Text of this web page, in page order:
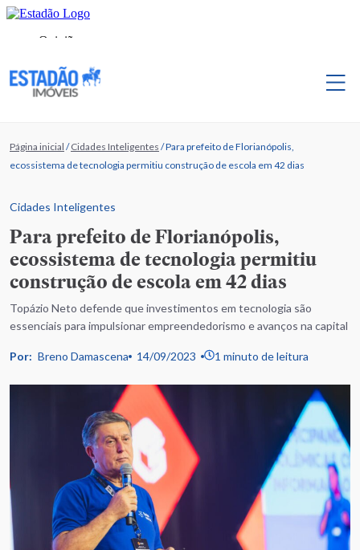
Página inicial /Cidades Inteligentes /Para prefeito de Florianópolis,
ecossistema de tecnologia permitiu construção de escola em 42 dias
Cidades Inteligentes
Para prefeito de Florianópolis,
ecossistema de tecnologia permitiu
construção de escola em 42 dias
Topázio Neto defende que investimentos em tecnologia são
essenciais para impulsionar empreendedorismo e avanços na capital
Por: Breno Damascena 14/09/2023 1 minuto de leitura